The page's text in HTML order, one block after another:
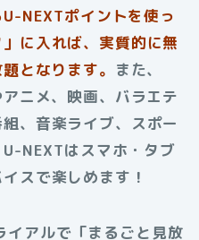
NEXTポイントを使っ
に入れば、実質的に無
となります。 また、
ニメ、映画、バラエテ
、音楽ライブ、スポー
NEXTはスマホ・タブ
スで楽しめます！
アルで「まるごと見放